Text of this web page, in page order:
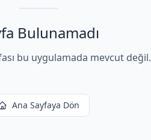
Bulunamadı
bu uygulamada mevcut değil.
Ana Sayfaya Dön